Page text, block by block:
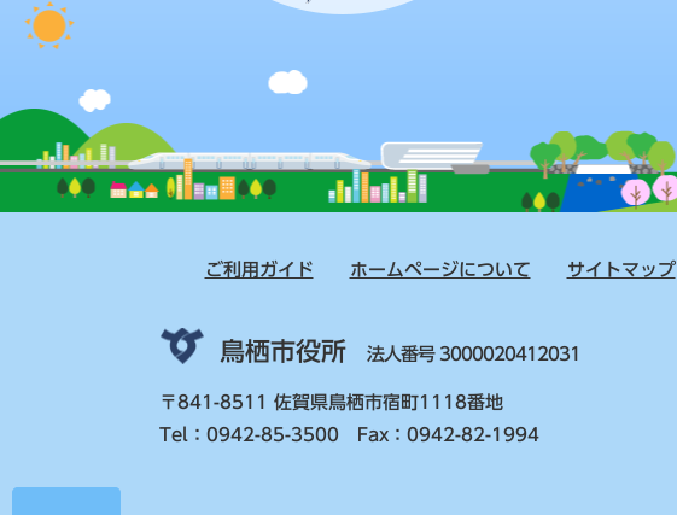
ご利用ガイド ホームページについて サイトマップ
鳥栖市役所 法人番号 3000020412031
〒841-8511 佐賀県鳥栖市宿町1118番地
Tel：0942-85-3500 Fax：0942-82-1994